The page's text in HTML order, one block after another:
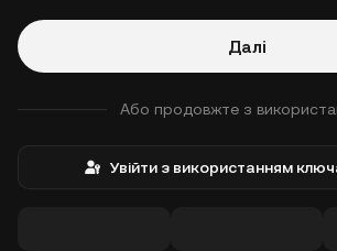
Далі
Або продовжте з
Увійти з використанням